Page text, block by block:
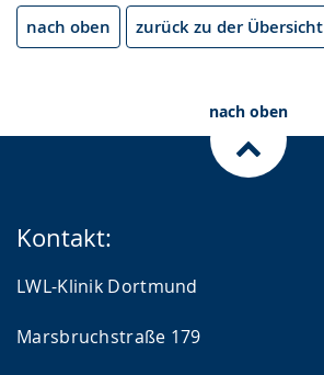
nach oben zurück zu der Übersicht
nach oben
Kontakt:
LWL-Klinik Dortmund
Marsbruchstraße 179